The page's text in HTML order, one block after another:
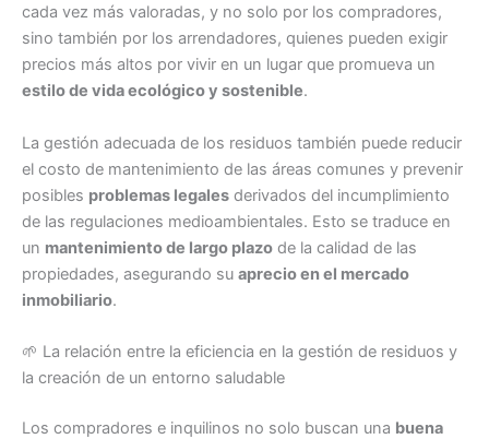
cada vez más valoradas, y no solo por los compradores,
sino también por los arrendadores, quienes pueden exigir
precios más altos por vivir en un lugar que promueva un
estilo de vida ecológico y sostenible.
La gestión adecuada de los residuos también puede reducir
el costo de mantenimiento de las áreas comunes y prevenir
posibles problemas legales derivados del incumplimiento
de las regulaciones medioambientales. Esto se traduce en
un mantenimiento de largo plazo de la calidad de las
propiedades, asegurando su aprecio en el mercado
inmobiliario.
🌱 La relación entre la eficiencia en la gestión de residuos y
la creación de un entorno saludable
Los compradores e inquilinos no solo buscan una buena